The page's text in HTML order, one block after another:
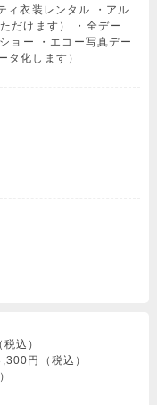
ィ衣装レンタル ・アル
だけます） ・全デー
ョー ・エコー写真デー
タ化します）
込）
円（税込）